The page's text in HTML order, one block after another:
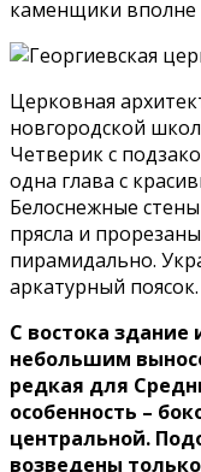
каменщики вполне
Церковная
новгородской
Четверик с
одна глава с
Белоснежные
прясла и
пирамидально.
аркатурный поясок.
С востока здание
небольшим
редкая для
особенность –
центральной.
возведены